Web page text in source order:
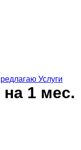
Услуги
1 мес.